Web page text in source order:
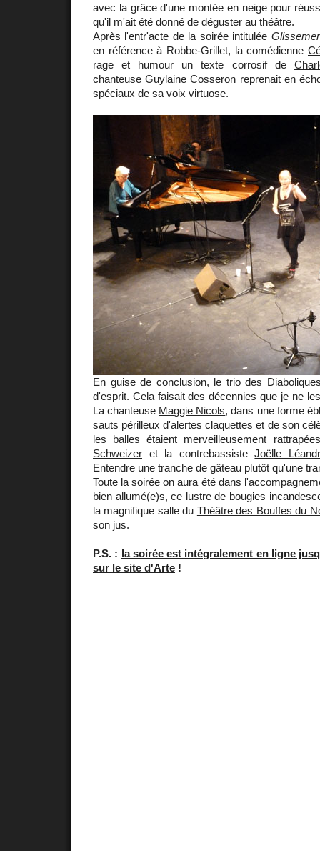
avec la grâce d'une montée en neige pour
qu'il m'ait été donné de déguster au théâtre.
Après l'entr'acte de la soirée intitulée
en référence à Robbe-Grillet, la comédienne
rage et humour un texte corrosif de
chanteuseGuylaine Cosseron reprenait en
spéciaux de sa voix virtuose.
En guise de conclusion, le trio des
d'esprit. Cela faisait des décennies que je ne
La chanteuse Maggie Nicols, dans une forme
sauts périlleux d'alertes claquettes et de son
les balles étaient merveilleusement
Schweizer et la contrebassisteJoëlle
Entendre une tranche de gâteau plutôt qu'une
Toute la soirée on aura été dans
bien allumé(e)s, ce lustre de bougies
la magnifique salle du Théâtre des Bouffes du
son jus.
P.S. : la soirée est intégralement en ligne
sur le site d'Arte !